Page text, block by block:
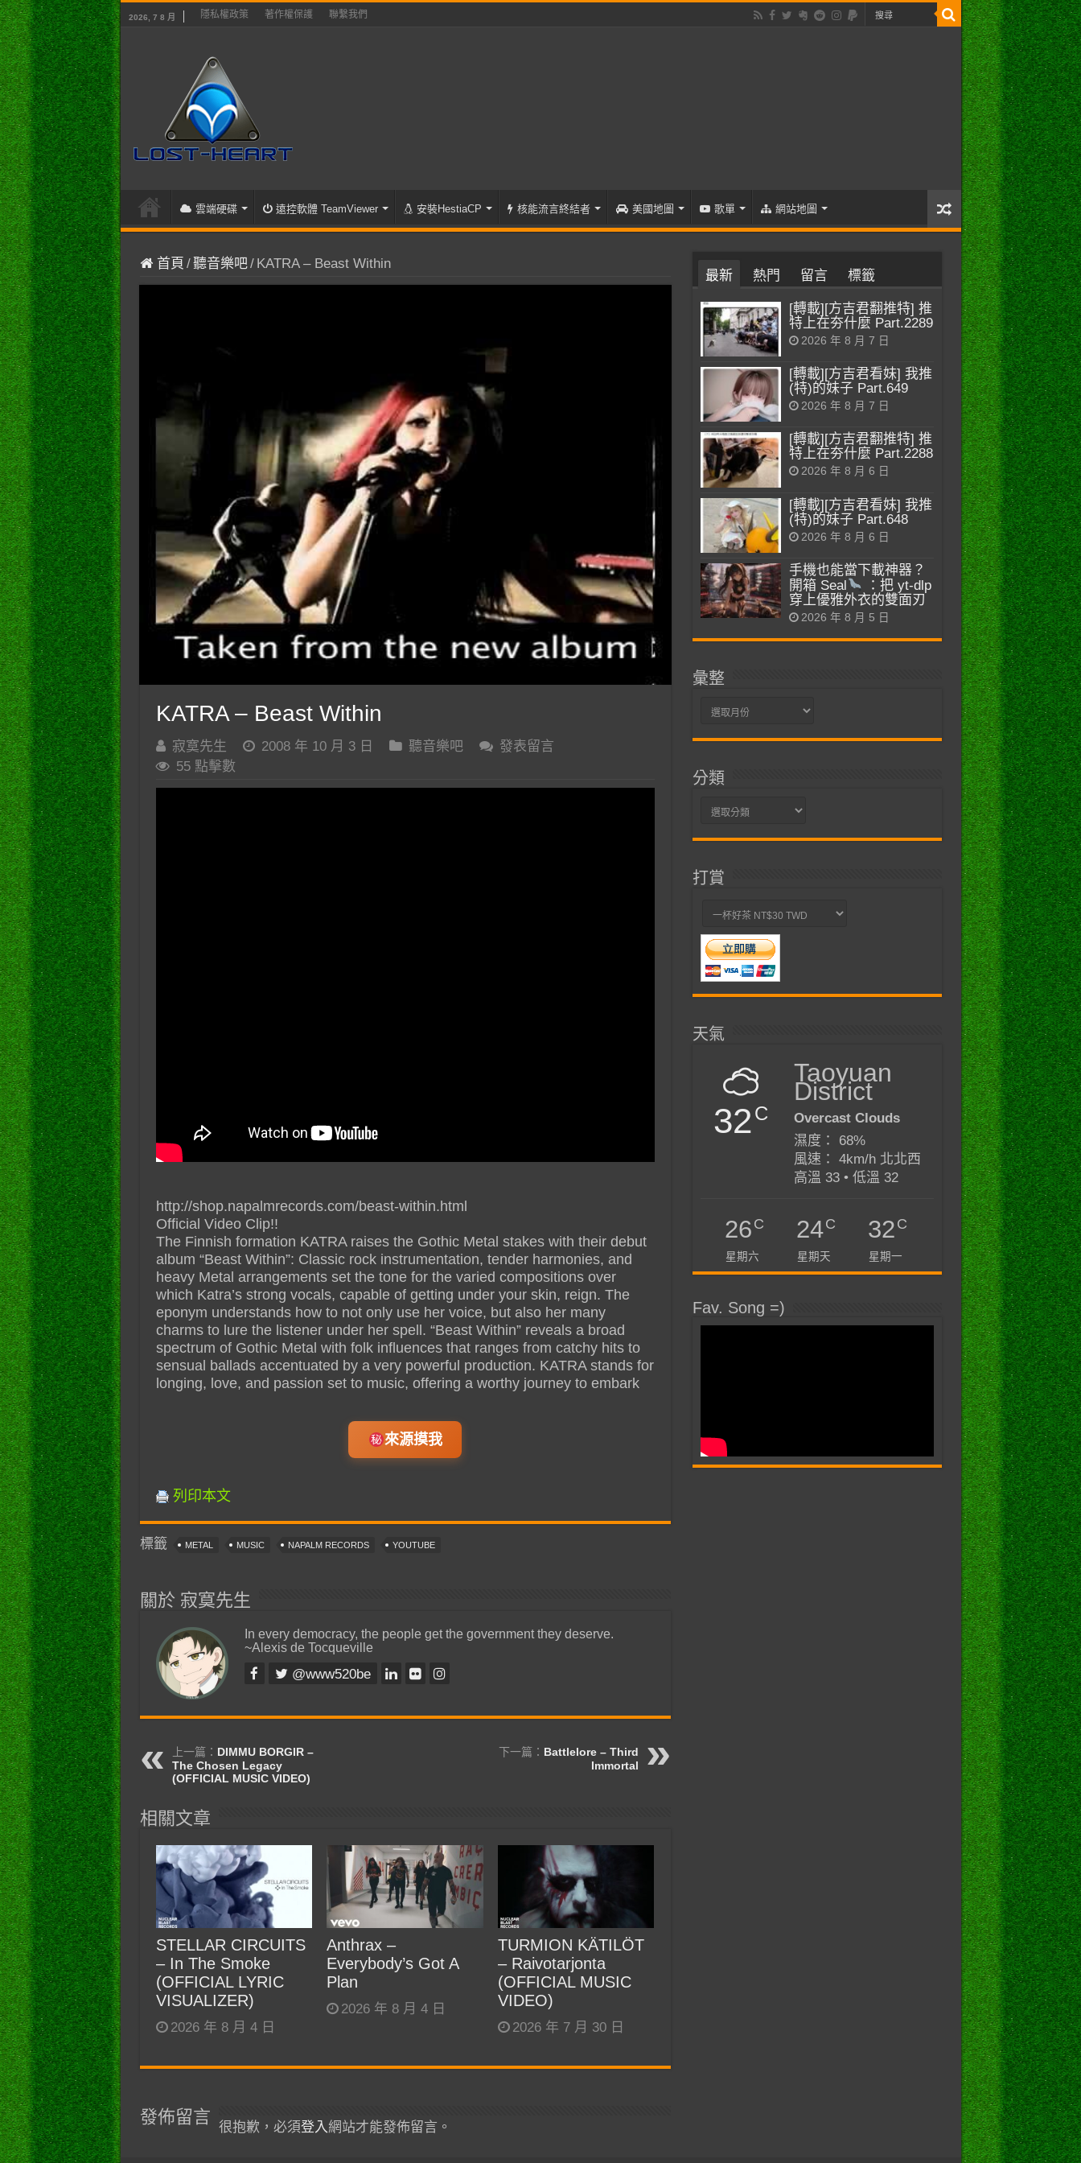
2026, 7 8 月 隱私權政策 著作權保護 聯繫我們
雲端硬碟 遠控軟體 TeamViewer 安裝HestiaCP 核能流言終結者 美國地圖 歌單 網站地圖
首頁 /聽音樂吧/ KATRA – Beast Within
KATRA – Beast Within
寂寞先生 2008 年 10 月 3 日 聽音樂吧
發表留言
55 點擊數
http://shop.napalmrecords.com/beast-within.html
Official Video Clip!!
The Finnish formation KATRA raises the Gothic Metal stakes with their debut
album “Beast Within”: Classic rock instrumentation, tender harmonies, and
heavy Metal arrangements set the tone for the varied compositions over
which Katra’s strong vocals, capable of getting under your skin, reign. The
eponym understands how to not only use her voice, but also her many
charms to lure the listener under her spell. “Beast Within” reveals a broad
spectrum of Gothic Metal with folk influences that ranges from catchy hits to
sensual ballads accentuated by a very powerful production. KATRA stands for
longing, love, and passion set to music, offering a worthy journey to embark
來源摸我
列印本文
標籤 METAL MUSIC NAPALM RECORDS YOUTUBE
關於 寂寞先生
In every democracy, the people get the government they deserve.
~Alexis de Tocqueville
@www520be
上一篇： DIMMU BORGIR –
The Chosen Legacy
(OFFICIAL MUSIC VIDEO)
下一篇： Battlelore – Third
Immortal
相關文章
STELLAR CIRCUITS
– In The Smoke
(OFFICIAL LYRIC
VISUALIZER)
2026 年 8 月 4 日
Anthrax –
Everybody’s Got A
Plan
2026 年 8 月 4 日
TURMION KÄTILÖT
– Raivotarjonta
(OFFICIAL MUSIC
VIDEO)
2026 年 7 月 30 日
發佈留言
很抱歉，必須登入網站才能發佈留言。
最新 熱門 留言 標籤
[轉載][方吉君翻推特] 推
特上在夯什麼 Part.2289
2026 年 8 月 7 日
[轉載][方吉君看妹] 我推
(特)的妹子 Part.649
2026 年 8 月 7 日
[轉載][方吉君翻推特] 推
特上在夯什麼 Part.2288
2026 年 8 月 6 日
[轉載][方吉君看妹] 我推
(特)的妹子 Part.648
2026 年 8 月 6 日
手機也能當下載神器？
開箱 Seal
：把 yt-dlp
穿上優雅外衣的雙面刃
2026 年 8 月 5 日
彙整
彙
分類
分
打賞
天氣
32C
Taoyuan
District
Overcast Clouds
濕度： 68%
風速： 4km/h 北北西
高溫 33 • 低溫 32
26C
星期六
24C
星期天
32C
星期一
Fav. Song =)